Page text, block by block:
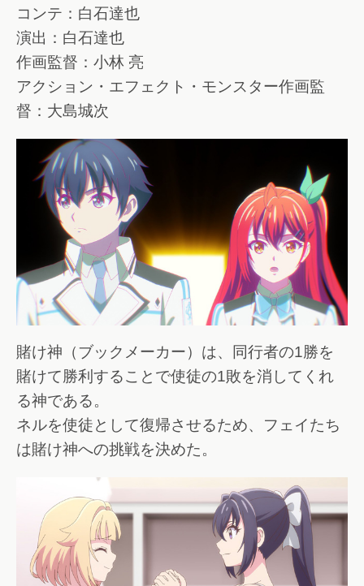
コンテ：白石達也
演出：白石達也
作画監督：小林 亮
アクション・エフェクト・モンスター作画監
督：大島城次
賭け神（ブックメーカー）は、同行者の1勝を
賭けて勝利することで使徒の1敗を消してくれ
る神である。
ネルを使徒として復帰させるため、フェイたち
は賭け神への挑戦を決めた。